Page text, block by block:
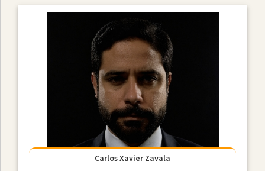
Carlos Xavier Zavala